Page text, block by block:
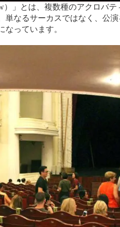
」とは、複数種のアクロバ
なるサーカスではなく、公
っています。